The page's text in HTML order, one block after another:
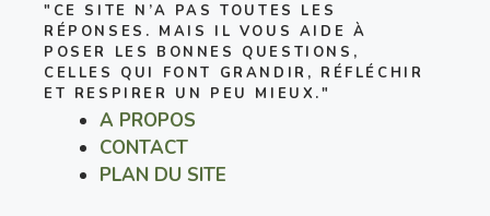
"CE SITE N’A PAS TOUTES LES
RÉPONSES. MAIS IL VOUS AIDE À
POSER LES BONNES QUESTIONS,
CELLES QUI FONT GRANDIR, RÉFLÉCHIR
ET RESPIRER UN PEU MIEUX."
A PROPOS
CONTACT
PLAN DU SITE